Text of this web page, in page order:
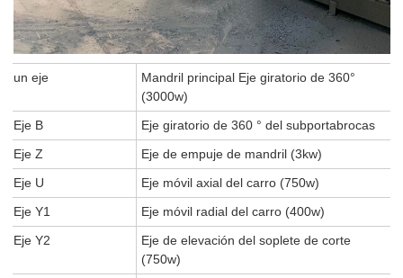
un eje
Mandril principal Eje giratorio de 360°
(3000w)
Eje B
Eje giratorio de 360 ° del subportabrocas
Eje Z
Eje de empuje de mandril (3kw)
Eje U
Eje móvil axial del carro (750w)
Eje Y1
Eje móvil radial del carro (400w)
Eje Y2
Eje de elevación del soplete de corte
(750w)